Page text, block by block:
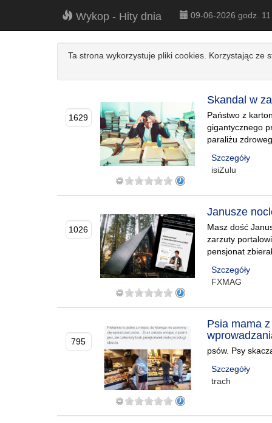
Wykop - Hity dnia 09-06-2026 godz.
Ta strona wykorzystuje pliki cookies. Korzystając ze
1629
Skandal w
Państwo z
gigantycznego
paraliżu
Szczegóły
isiZulu
1026
Janusze
Masz dość
zarzuty
pensjonat
Szczegóły
FXMAG
795
Psia mama
psów. Psy
Szczegóły
trach